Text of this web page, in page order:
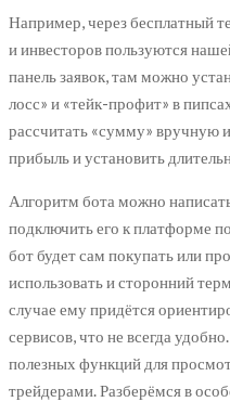
Например, через бесплатный
и инвесторов пользуются
панель заявок, там можно
лосс» и «тейк-профит» в
рассчитать «сумму»
прибыль и установить
Алгоритм бота можно
подключить его к платформе
бот будет сам покупать или
использовать и сторонний
случае ему придётся
сервисов, что не всегда
полезных функций для
трейдерами. Разберёмся в